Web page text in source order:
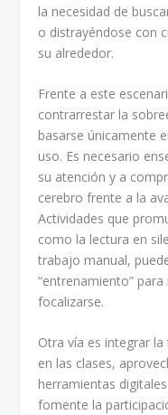
la necesidad de
o distrayéndose con
su alrededor.
Frente a este
contrarrestar la
basarse únicamente
uso. Es necesario
su atención y a
cerebro frente a la
Actividades que
como la lectura en
trabajo manual,
“entrenamiento”
focalizarse.
Otra vía es integrar
en las clases,
herramientas
fomente la